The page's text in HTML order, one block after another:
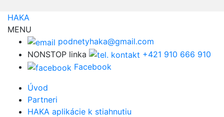
HAKA
MENU
podnetyhaka@gmail.com
NONSTOP linka
+421 910 666 910
Facebook
Úvod
Partneri
HAKA aplikácie k stiahnutiu